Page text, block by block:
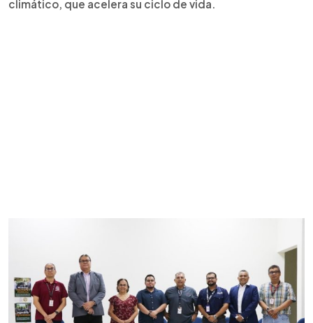
climático, que acelera su ciclo de vida.